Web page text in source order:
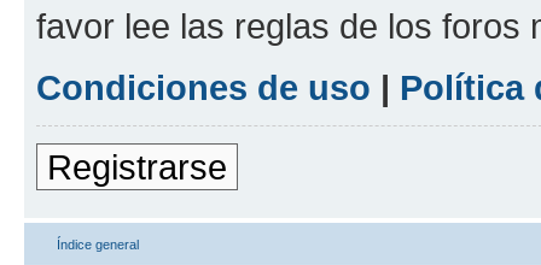
favor lee las reglas de los foros
Condiciones de uso | Política
Registrarse
Índice general